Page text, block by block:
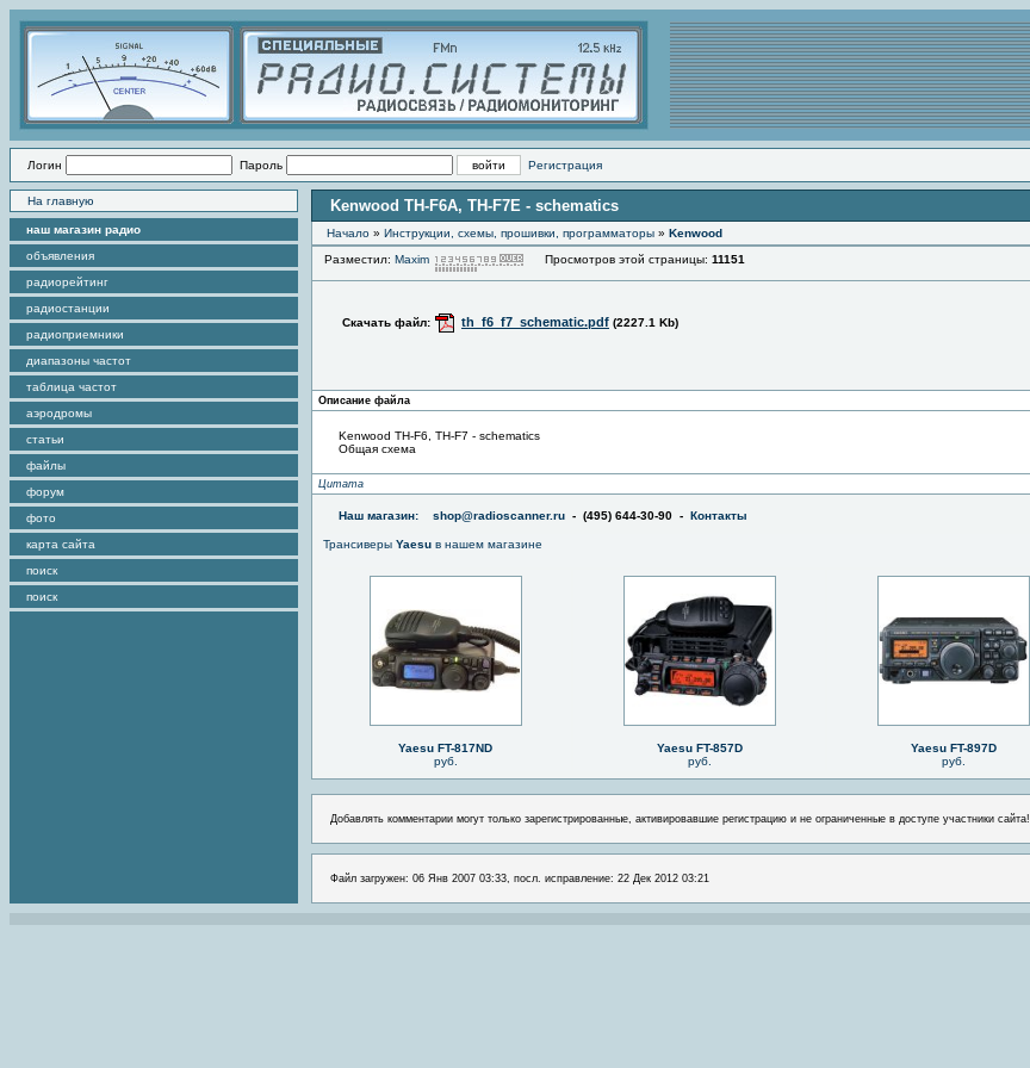
Логин Пароль Регистрация
На главную
наш магазин радио
объявления
радиорейтинг
радиостанции
радиоприемники
диапазоны частот
таблица частот
аэродромы
статьи
файлы
форум
фото
карта сайта
поиск
поиск
Kenwood TH-F6A, TH-F7E - schematics
Начало » Инструкции, схемы, прошивки, программаторы » Kenwood
Разместил: Maxim Просмотров этой страницы: 11151
Скачать файл: th_f6_f7_schematic.pdf (2227.1 Kb)
Описание файла
Kenwood TH-F6, TH-F7 - schematics
Общая схема
Цитата
Наш магазин: shop@radioscanner.ru - (495) 644-30-90 - Контакты
Трансиверы Yaesu в нашем магазине
Yaesu FT-817ND
руб.
Yaesu FT-857D
руб.
Yaesu FT-897D
руб.
Добавлять комментарии могут только зарегистрированные, активировавшие регистрацию и не ограниченные в доступе участники сайта!
Файл загружен: 06 Янв 2007 03:33, посл. исправление: 22 Дек 2012 03:21